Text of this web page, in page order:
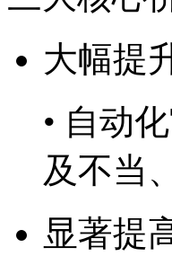
大幅提
• 自动化
及不当
显著提